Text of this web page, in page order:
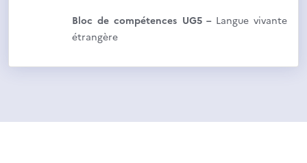
Bloc de compétences UG5 – Langue vivante
étrangère